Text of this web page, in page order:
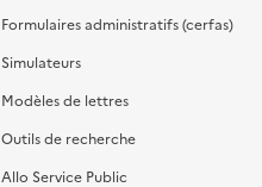
Formulaires administratifs (cerfas)
Simulateurs
Modèles de lettres
Outils de recherche
Allo Service Public